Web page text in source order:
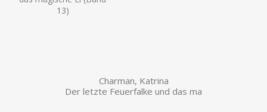
Charman, Katrina
Der letzte Feuerfalke und das ma